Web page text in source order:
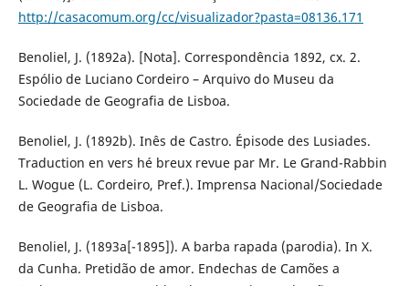
http://casacomum.org/cc/visualizador?pasta=08136.171
Benoliel, J. (1892a). [Nota]. Correspondência 1892, cx. 2.
Espólio de Luciano Cordeiro – Arquivo do Museu da
Sociedade de Geografia de Lisboa.
Benoliel, J. (1892b). Inês de Castro. Épisode des Lusiades.
Traduction en vers hé breux revue par Mr. Le Grand-Rabbin
L. Wogue (L. Cordeiro, Pref.). Imprensa Nacional/Sociedade
de Geografia de Lisboa.
Benoliel, J. (1893a[-1895]). A barba rapada (parodia). In X.
da Cunha. Pretidão de amor. Endechas de Camões a